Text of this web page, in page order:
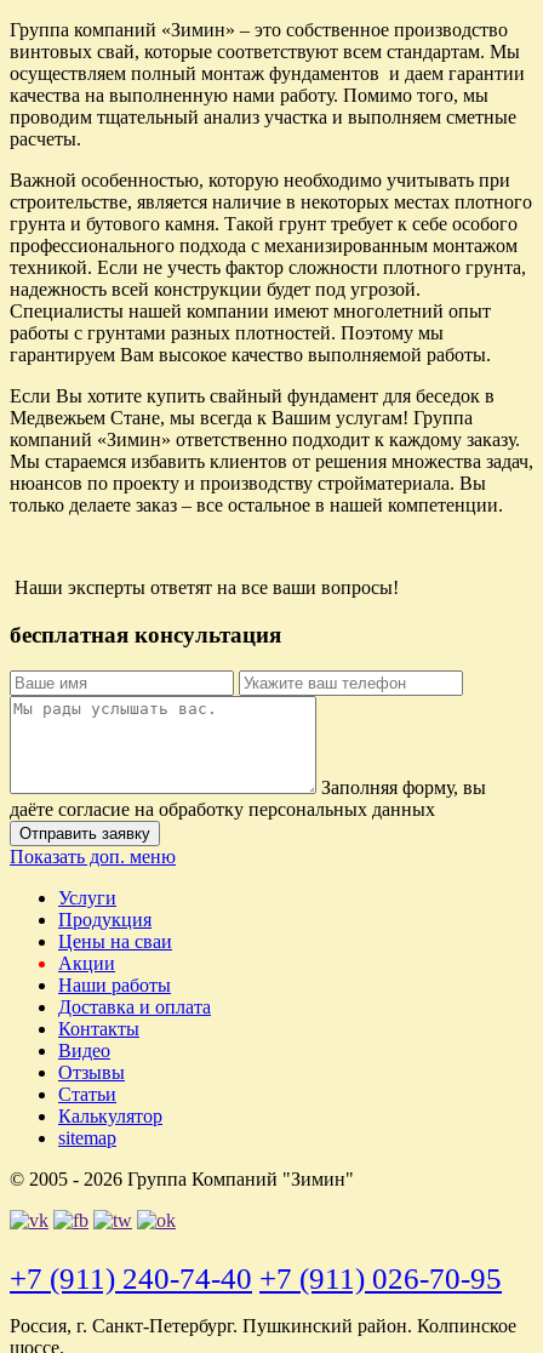
Группа компаний «Зимин» – это собственное производство
винтовых свай, которые соответствуют всем стандартам. Мы
осуществляем полный монтаж фундаментов и даем гарантии
качества на выполненную нами работу. Помимо того, мы
проводим тщательный анализ участка и выполняем сметные
расчеты.
Важной особенностью, которую необходимо учитывать при
строительстве, является наличие в некоторых местах плотного
грунта и бутового камня. Такой грунт требует к себе особого
профессионального подхода с механизированным монтажом
техникой. Если не учесть фактор сложности плотного грунта,
надежность всей конструкции будет под угрозой.
Специалисты нашей компании имеют многолетний опыт
работы с грунтами разных плотностей. Поэтому мы
гарантируем Вам высокое качество выполняемой работы.
Если Вы хотите купить свайный фундамент для беседок в
Медвежьем Стане, мы всегда к Вашим услугам! Группа
компаний «Зимин» ответственно подходит к каждому заказу.
Мы стараемся избавить клиентов от решения множества задач,
нюансов по проекту и производству стройматериала. Вы
только делаете заказ – все остальное в нашей компетенции.
Наши эксперты ответят на все ваши вопросы!
бесплатная консультация
Заполняя форму, вы
даёте согласие на обработку персональных данных
Отправить заявку
Показать доп. меню
Услуги
Продукция
Цены на сваи
Акции
Наши работы
Доставка и оплата
Контакты
Видео
Отзывы
Статьи
Калькулятор
sitemap
© 2005 - 2026 Группа Компаний "Зимин"
+7 (911) 240-74-40 +7 (911) 026-70-95
Россия, г. Санкт-Петербург. Пушкинский район. Колпинское
шоссе.